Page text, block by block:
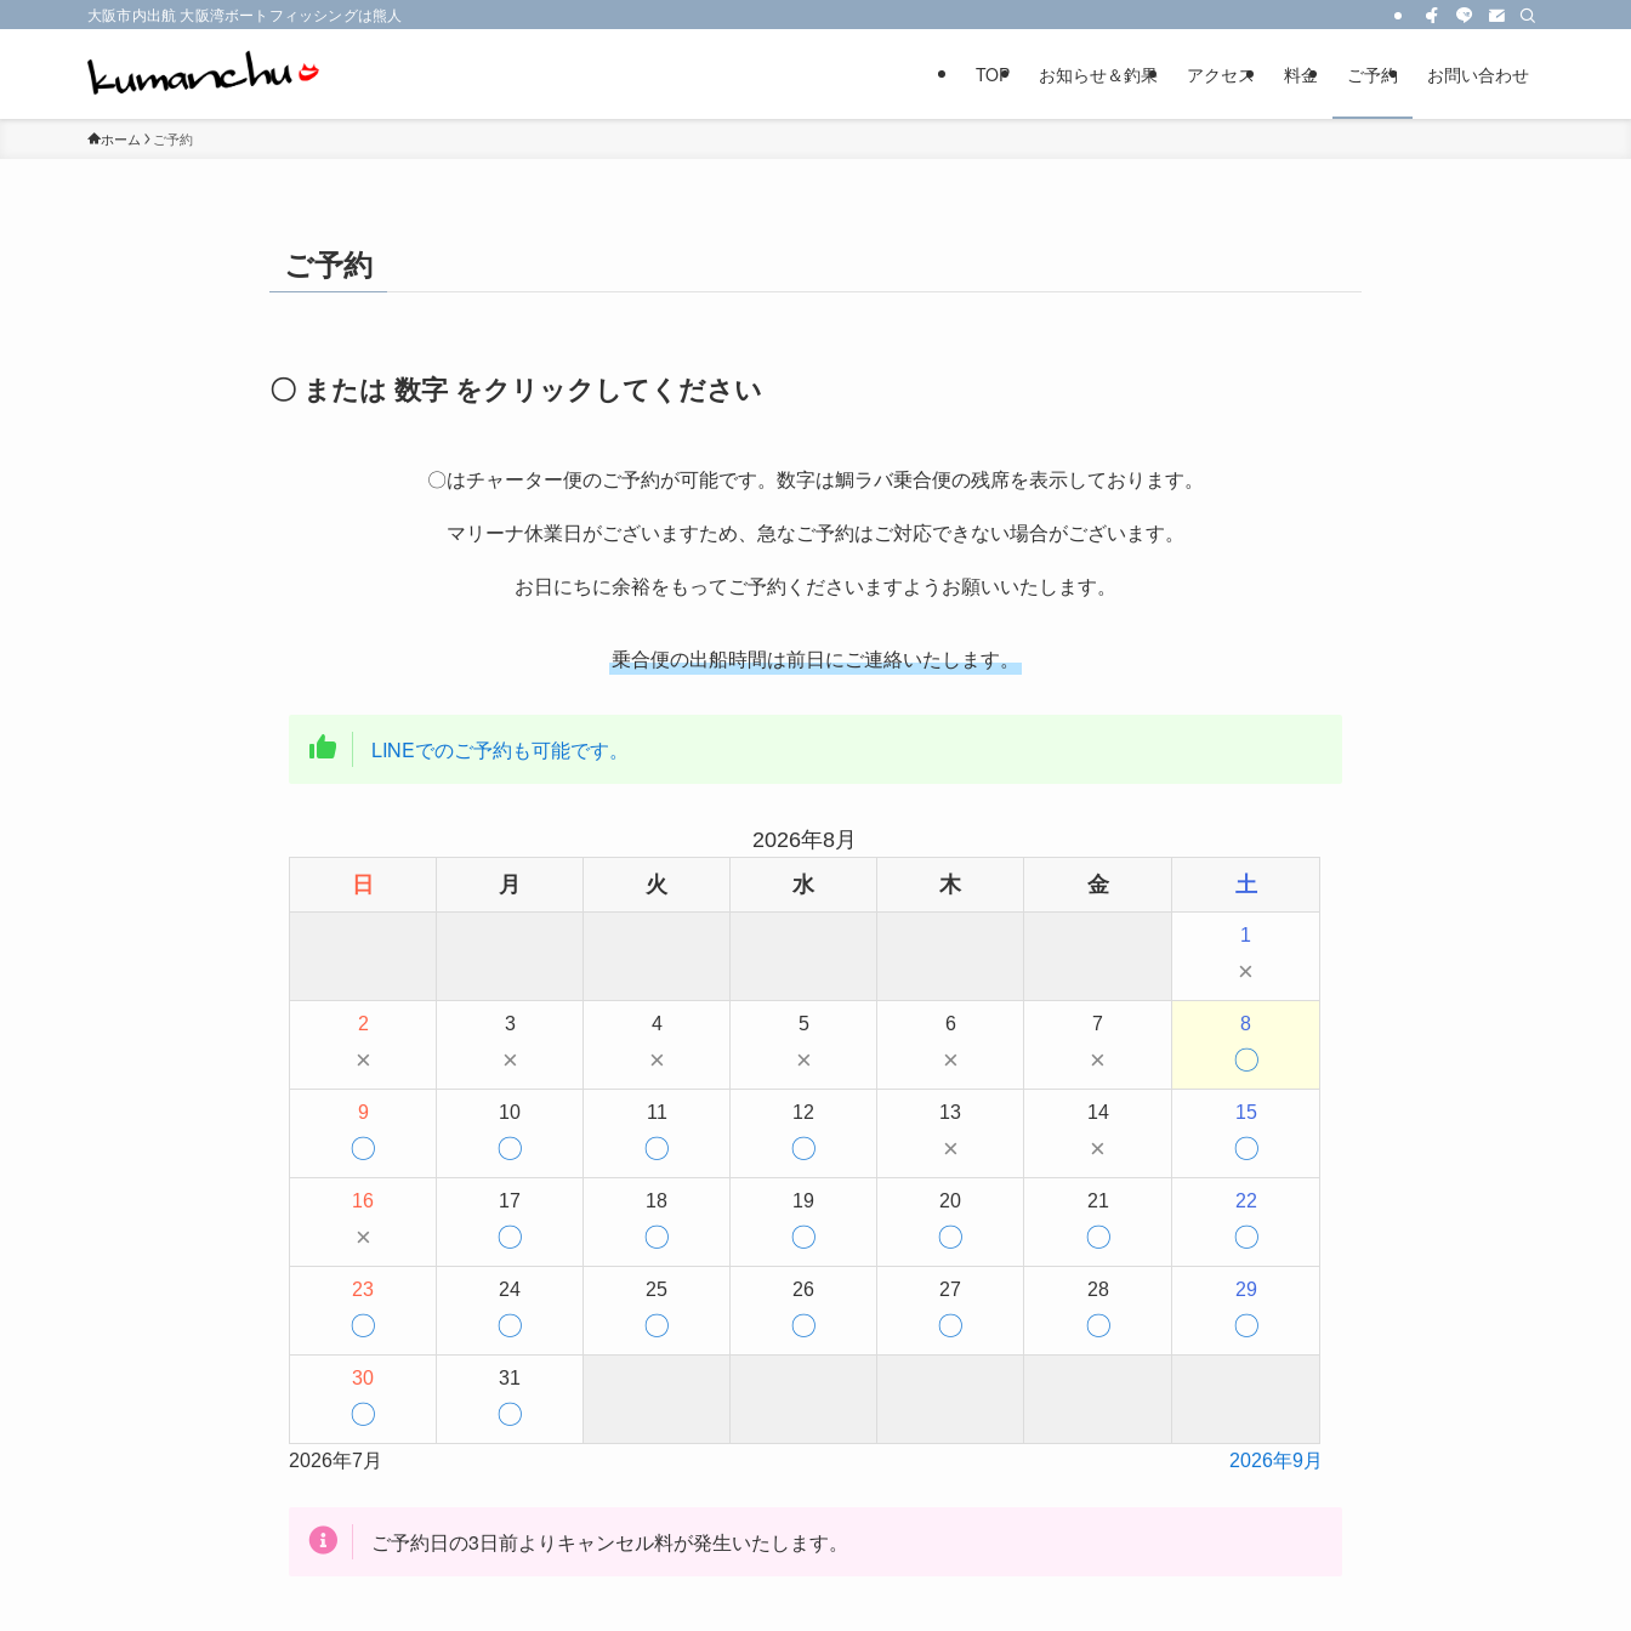
大阪市内出航 大阪湾ボートフィッシングは熊人
TOP お知らせ＆釣果 アクセス 料金 ご予約 お問い合わせ
ホーム ご予約
ご予約
〇 または 数字 をクリックしてください
〇はチャーター便のご予約が可能です。数字は鯛ラバ乗合便の残席を表示しております。
マリーナ休業日がございますため、急なご予約はご対応できない場合がございます。
お日にちに余裕をもってご予約くださいますようお願いいたします。
乗合便の出船時間は前日にご連絡いたします。
LINEでのご予約も可能です。
2026年8月
日
月 火 水 木 金 土
1
×
2
×
3
×
4
×
5
×
6
×
7
×
8
〇
9
〇
10
〇
11
〇
12
〇
13
×
14
×
15
〇
16
×
17
〇
18
〇
19
〇
20
〇
21
〇
22
〇
23
〇
24
〇
25
〇
26
〇
27
〇
28
〇
29
〇
30
〇
31
〇
2026年7月 2026年9月
ご予約日の3日前よりキャンセル料が発生いたします。